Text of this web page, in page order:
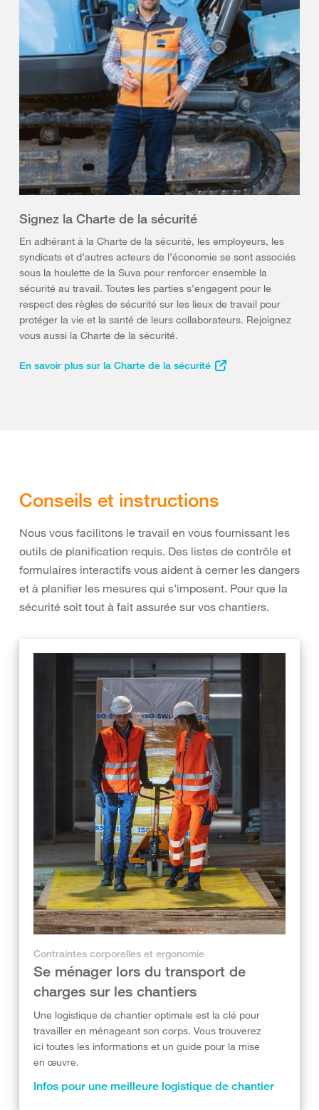
Signez la Charte de la sécurité
En adhérant à la Charte de la sécurité, les employeurs, les
syndicats et d’autres acteurs de l’économie se sont associés
sous la houlette de la Suva pour renforcer ensemble la
sécurité au travail. Toutes les parties s’engagent pour le
respect des règles de sécurité sur les lieux de travail pour
protéger la vie et la santé de leurs collaborateurs. Rejoignez
vous aussi la Charte de la sécurité.
En savoir plus sur la Charte de la sécurité
Conseils et instructions
Nous vous facilitons le travail en vous fournissant les
outils de planification requis. Des listes de contrôle et
formulaires interactifs vous aident à cerner les dangers
et à planifier les mesures qui s’imposent. Pour que la
sécurité soit tout à fait assurée sur vos chantiers.
Contraintes corporelles et ergonomie
Se ménager lors du transport de
charges sur les chantiers
Une logistique de chantier optimale est la clé pour
travailler en ménageant son corps. Vous trouverez
ici toutes les informations et un guide pour la mise
en œuvre.
Infos pour une meilleure logistique de chantier